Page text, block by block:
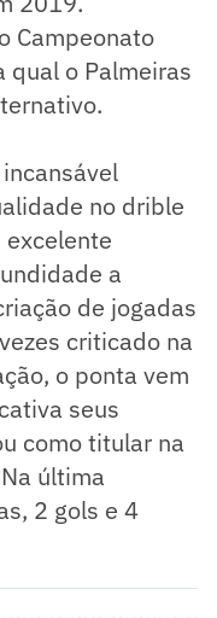
Campeonato
qual o Palmeiras
no drible
a
de jogadas
criticado na
o ponta vem
seus
como titular na
última
2 gols e 4